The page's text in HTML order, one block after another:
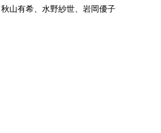
山有希、水野紗世、岩岡優子